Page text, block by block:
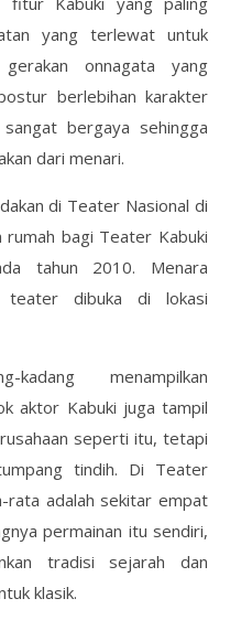
yang terlewat untuk
onnagata yang
berlebihan karakter
bergaya sehingga
dari menari.
di Teater Nasional di
bagi Teater Kabuki
tahun 2010. Menara
teater dibuka di lokasi
menampilkan
aktor Kabuki juga tampil
seperti itu, tetapi
tindih. Di Teater
rata adalah sekitar empat
permainan itu sendiri,
tradisi sejarah dan
klasik.